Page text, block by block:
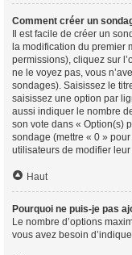
Comment créer un
Il est facile de créer un
la modification du premier
permissions), cliquez sur
ne le voyez pas, vous
sondages). Saisissez le
saisissez une option par
aussi indiquer le nombre
son vote dans « Option(s)
sondage (mettre « 0 »
utilisateurs de modifier leur
Haut
Pourquoi ne puis-je pas
Le nombre d’options
vous avez besoin